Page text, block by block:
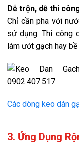
Dễ trộn, dễ thi
Chỉ cần pha với
sử dụng. Thi công
làm ướt gạch hay
Các dòng keo dán
3. Ứng Dụng